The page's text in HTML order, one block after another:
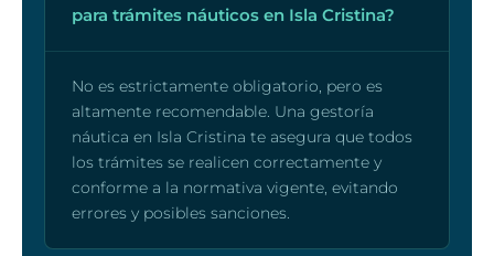
para trámites náuticos en Isla Cristina?
No es estrictamente obligatorio, pero es
altamente recomendable. Una gestoría
náutica en Isla Cristina te asegura que todos
los trámites se realicen correctamente y
conforme a la normativa vigente, evitando
errores y posibles sanciones.